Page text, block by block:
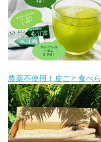
農薬不使用！皮ごと食べ